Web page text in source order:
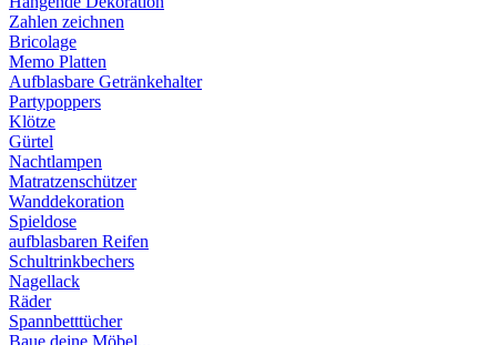
Zahlen zeichnen
Bricolage
Memo Platten
Aufblasbare Getränkehalter
Partypoppers
Klötze
Gürtel
Nachtlampen
Matratzenschützer
Wanddekoration
Spieldose
aufblasbaren Reifen
Schultrinkbechers
Nagellack
Räder
Spannbetttücher
Baue deine Möbel...